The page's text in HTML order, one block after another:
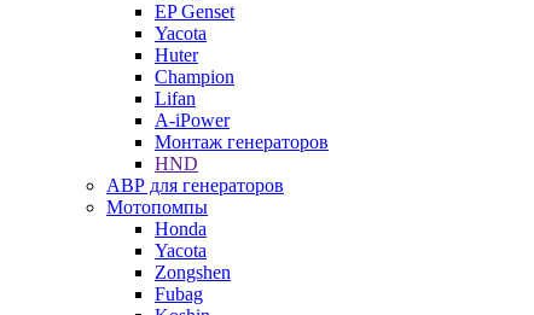
EP Genset
Yacota
Huter
Champion
Lifan
A-iPower
Монтаж генераторов
HND
АВР для генераторов
Мотопомпы
Honda
Yacota
Zongshen
Fubag